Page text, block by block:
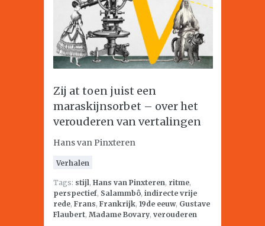
Zij at toen juist een
maraskijnsorbet – over het
verouderen van vertalingen
Hans van Pinxteren
Verhalen
Tags: stijl, Hans van Pinxteren, ritme,
perspectief, Salammbô, indirecte vrije
rede, Frans, Frankrijk, 19de eeuw, Gustave
Flaubert, Madame Bovary, verouderen